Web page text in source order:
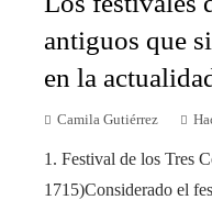
antiguos que
en la
Camila Gutiérrez
1. Festival de los Tres
1715)Considerado el